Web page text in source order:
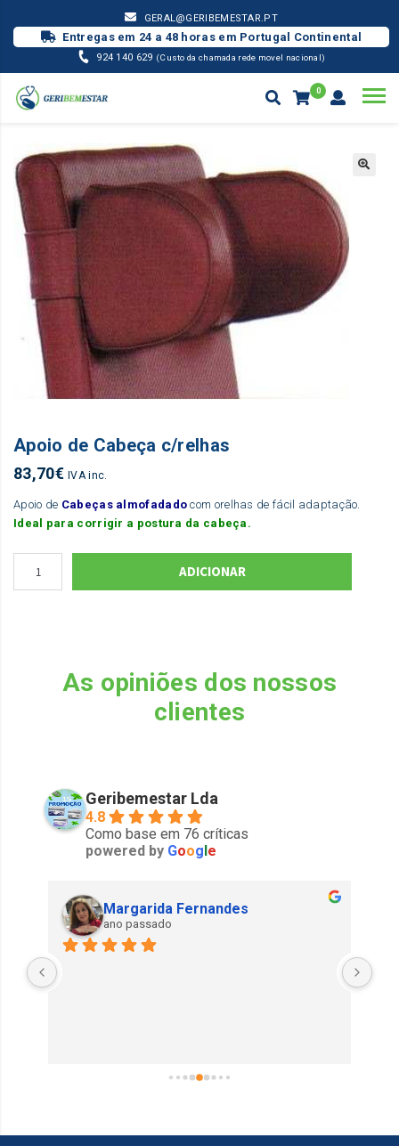
GERAL@GERIBEMESTAR.PT
Entregas em 24 a 48 horas em Portugal Continental
924 140 629 (Custo da chamada rede movel nacional)
0
search
GERIÁTRICO
Apoio de Cabeça c/relhas
83,70€ IVA inc.
Apoio de Cabeças almofadado com orelhas de fácil adaptação.
Ideal para corrigir a postura da cabeça.
ADICIONAR
As opiniões dos nossos
clientes
Geribemestar Lda
4.8
Como base em 76 críticas
powered by Google
Margarida Fernandes
ano passado